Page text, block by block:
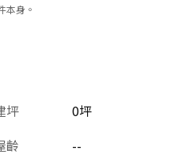
本身。
坪 0坪
齡 --